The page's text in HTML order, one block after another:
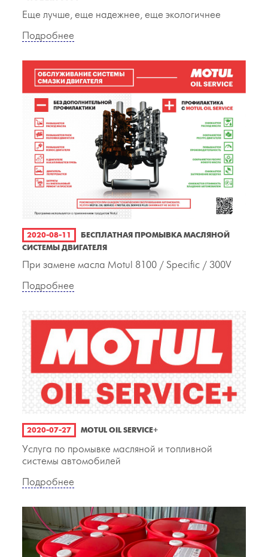
Еще лучше, еще надежнее, еще экологичнее
Подробнее
2020-08-11
БЕСПЛАТНАЯ ПРОМЫВКА МАСЛЯНОЙ
СИСТЕМЫ ДВИГАТЕЛЯ
При замене масла Motul 8100 / Specific / 300V
Подробнее
2020-07-27 MOTUL OIL SERVICE+
Услуга по промывке масляной и топливной
системы автомобилей
Подробнее